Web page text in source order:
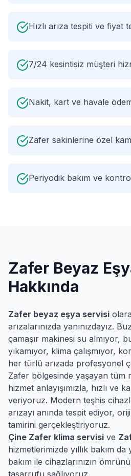
Hızlı arıza tespiti ve fiyat
7/24 kesintisiz müşteri
Nakit, kart ve havale
Zafer sakinlerine özel
Periyodik bakım ve
Zafer Beyaz
Hakkında
Zafer beyaz eşya servisi
arızalarınızda yanınızdayız.
çamaşır makinesi su almıyor,
yıkamıyor, klima çalışmıyor,
her türlü arızada profesyonel
Zafer bölgesinde yaşayan tüm
hizmet anlayışımızla, hızlı ve
veriyoruz. Modern teşhis
arızayı anında tespit ediyor,
tamirini gerçekleştiriyoruz.
Çine Zafer klima servisi ve
hizmetlerimizde yıllık bakım
bakım ile cihazlarınızın
tasarrufu sağlıyoruz.